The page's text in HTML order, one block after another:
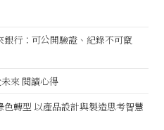
行：可公開驗證、紀錄不可竄
來 閱讀心得
轉型 以產品設計與製造思考智慧